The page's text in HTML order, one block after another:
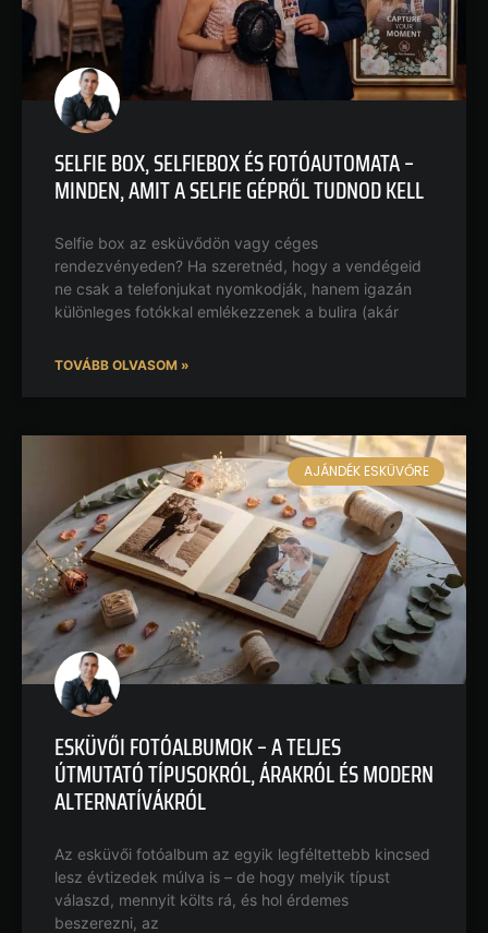
SELFIE BOX, SELFIEBOX ÉS FOTÓAUTOMATA –
MINDEN, AMIT A SELFIE GÉPRŐL TUDNOD KELL
Selfie box az esküvődön vagy céges
rendezvényeden? Ha szeretnéd, hogy a vendégeid
ne csak a telefonjukat nyomkodják, hanem igazán
különleges fotókkal emlékezzenek a bulira (akár
TOVÁBB OLVASOM »
AJÁNDÉK ESKÜVŐRE
ESKÜVŐI FOTÓALBUMOK – A TELJES
ÚTMUTATÓ TÍPUSOKRÓL, ÁRAKRÓL ÉS MODERN
ALTERNATÍVÁKRÓL
Az esküvői fotóalbum az egyik legféltettebb kincsed
lesz évtizedek múlva is – de hogy melyik típust
válaszd, mennyit költs rá, és hol érdemes
beszerezni, az